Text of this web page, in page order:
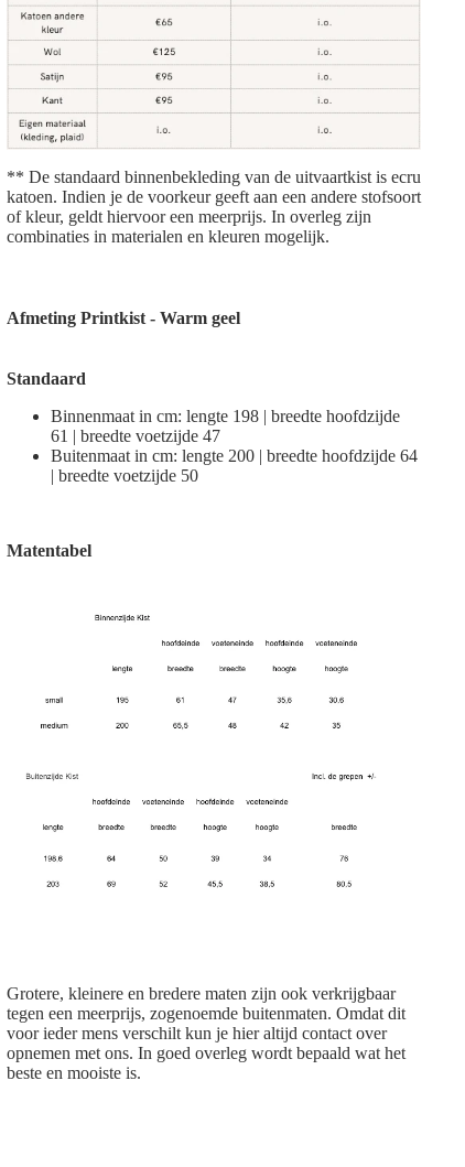
** De standaard binnenbekleding van de uitvaartkist is ecru
katoen. Indien je de voorkeur geeft aan een andere stofsoort
of kleur, geldt hiervoor een meerprijs. In overleg zijn
combinaties in materialen en kleuren mogelijk.
Afmeting Printkist - Warm geel
Standaard
Binnenmaat in cm: lengte 198 | breedte hoofdzijde
61 | breedte voetzijde 47
Buitenmaat in cm: lengte 200 | breedte hoofdzijde 64
| breedte voetzijde 50
Matentabel
Grotere, kleinere en bredere maten zijn ook verkrijgbaar
tegen een meerprijs, zogenoemde buitenmaten. Omdat dit
voor ieder mens verschilt kun je hier altijd contact over
opnemen met ons. In goed overleg wordt bepaald wat het
beste en mooiste is.